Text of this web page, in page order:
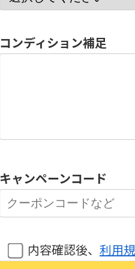
コンディション補足
キャンペーンコード
内容確認後、 利用